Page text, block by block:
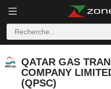
QATAR GAS
COMPANY
(QPSC)